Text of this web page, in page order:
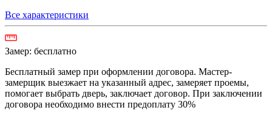
Все характеристики
Замер: бесплатно
Бесплатный замер при оформлении договора. Мастер-
замерщик выезжает на указанный адрес, замеряет проемы,
помогает выбрать дверь, заключает договор. При заключении
договора необходимо внести предоплату 30%